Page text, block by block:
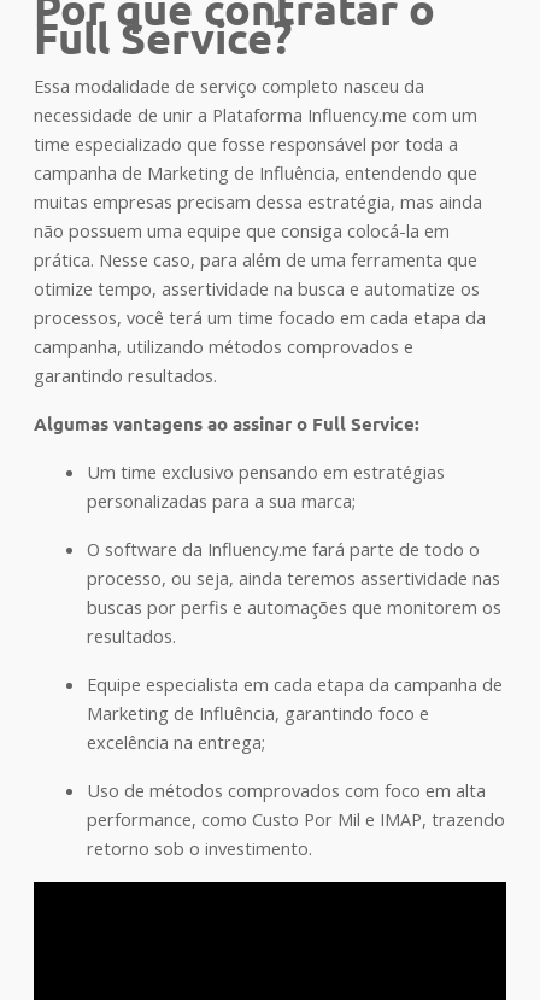
Full Service?
Essa modalidade de serviço completo nasceu da
necessidade de unir a Plataforma Influency.me com um
time especializado que fosse responsável por toda a
campanha de Marketing de Influência, entendendo que
muitas empresas precisam dessa estratégia, mas ainda
não possuem uma equipe que consiga colocá-la em
prática. Nesse caso, para além de uma ferramenta que
otimize tempo, assertividade na busca e automatize os
processos, você terá um time focado em cada etapa da
campanha, utilizando métodos comprovados e
garantindo resultados.
Algumas vantagens ao assinar o Full Service:
Um time exclusivo pensando em estratégias
personalizadas para a sua marca;
O software da Influency.me fará parte de todo o
processo, ou seja, ainda teremos assertividade nas
buscas por perfis e automações que monitorem os
resultados.
Equipe especialista em cada etapa da campanha de
Marketing de Influência, garantindo foco e
excelência na entrega;
Uso de métodos comprovados com foco em alta
performance, como Custo Por Mil e IMAP, trazendo
retorno sob o investimento.